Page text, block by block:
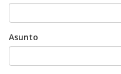
Asunto